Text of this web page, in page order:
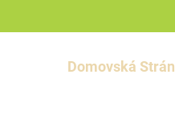
Domovská